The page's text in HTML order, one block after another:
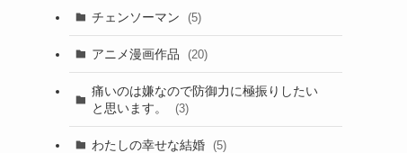
チェンソーマン (5)
アニメ漫画作品 (20)
痛いのは嫌なので防御力に極振りしたい
と思います。
(3)
わたしの幸せな結婚 (5)